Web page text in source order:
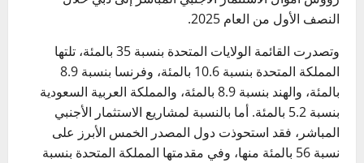
النصف الأول من العام 2025.
وتصدرت القائمة الولايات المتحدة بنسبة 35 بالمئة، تلتها
المملكة المتحدة بنسبة 10.6 بالمئة، وفرنسا بنسبة 8.9
بالمئة، والهند بنسبة 8.9 بالمئة، والمملكة العربية السعودية
بنسبة 5.2 بالمئة. أما بالنسبة لمشاريع الاستثمار الأجنبي
المباشر، فقد استحوذت دول المصدر الخمس الأبرز على
نسبة 56 بالمئة منها، وفي مقدمتها المملكة المتحدة بنسبة